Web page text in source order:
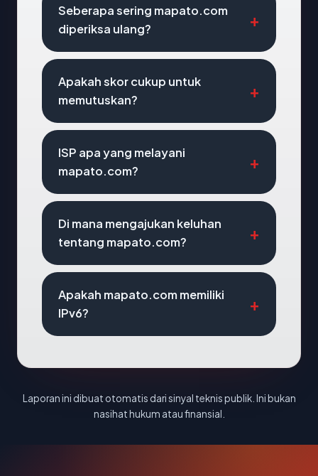
Seberapa sering mapato.com
diperiksa ulang?
Apakah skor cukup untuk
memutuskan?
ISP apa yang melayani
mapato.com?
Di mana mengajukan keluhan
tentang mapato.com?
Apakah mapato.com memiliki
IPv6?
Laporan ini dibuat otomatis dari sinyal teknis publik. Ini bukan
nasihat hukum atau finansial.